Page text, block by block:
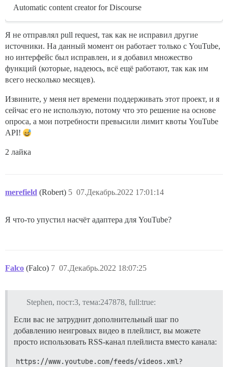
Automatic content creator for Discourse
Я не отправлял pull request, так как не исправил другие
источники. На данный момент он работает только с YouTube,
но интерфейс был исправлен, и я добавил множество
функций (которые, надеюсь, всё ещё работают, так как им
всего несколько месяцев).
Извините, у меня нет времени поддерживать этот проект, и я
сейчас его не использую, потому что это решение на основе
опроса, а мои потребности превысили лимит квоты YouTube
API!
2 лайка
merefield (Robert) 07.Декабрь.2022 17:01:14
5
Я что-то упустил насчёт адаптера для YouTube?
Falco (Falco) 07.Декабрь.2022 18:07:25
7
Stephen, пост:3, тема:247878, full:true:
Если вас не затруднит дополнительный шаг по
добавлению неигровых видео в плейлист, вы можете
просто использовать RSS-канал плейлиста вместо канала:
https://www.youtube.com/feeds/videos.xml?